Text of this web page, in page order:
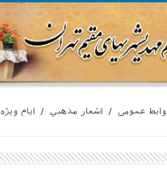
عمومی / اشعار مذهبي / ایام ویژه